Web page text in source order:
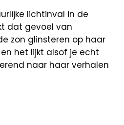
lichtinval in de
dat gevoel van
zon glinsteren op haar
het lijkt alsof je echt
naar haar verhalen